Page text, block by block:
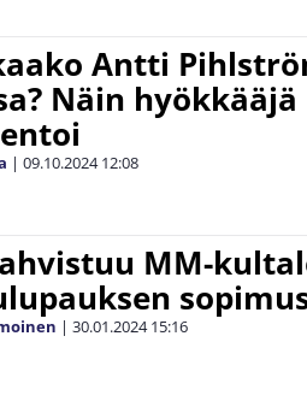
Antti
Näin hyökkääjä
| 09.10.2024 12:08
MM-
| 30.01.2024 15:16